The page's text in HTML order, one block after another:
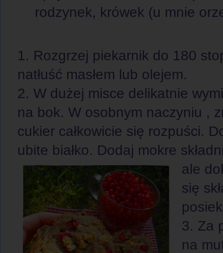
rodzynek, krówek (u mnie
1. Rozgrzej piekarnik do 180
natłuść masłem lub olejem.
2. W dużej misce delikatnie
na bok. W osobnym naczyniu ,
cukier całkowicie się rozpuści.
ubite białko. Dodaj mokre
ale
się
3. Za
na